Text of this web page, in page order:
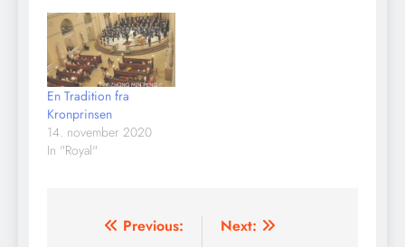
En Tradition fra
Kronprinsen
14. november 2020
In "Royal"
Indlægsnavigation
Previous:
Next: